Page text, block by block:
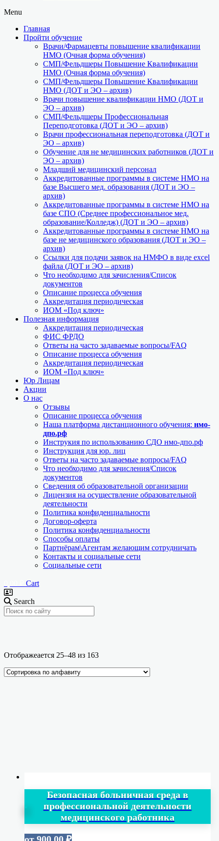
Menu
Главная
Пройти обучение
Врачи/Фармацевты повышение квалификации
НМО (Очная форма обучения)
СМП/Фельдшеры Повышение Квалификации
НМО (Очная форма обучения)
СМП/Фельдшеры Повышение Квалификации
НМО (ДОТ и ЭО – архив)
Врачи повышение квалификации НМО (ДОТ и
ЭО – архив)
СМП/Фельдшеры Профессиональная
Переподготовка (ДОТ и ЭО – архив)
Врачи профессиональная переподготовка (ДОТ и
ЭО – архив)
Обучение для не медицинских работников (ДОТ и
ЭО – архив)
Младший медицинский персонал
Аккредитованные программы в системе НМО на
базе Высшего мед. образования (ДОТ и ЭО –
архив)
Аккредитованные программы в системе НМО на
базе СПО (Среднее профессиональное мед.
образование/Колледж) (ДОТ и ЭО – архив)
Аккредитованные программы в системе НМО на
базе не медицинского образования (ДОТ и ЭО –
архив)
Ссылки для подачи заявок на НМФО в виде excel
файла (ДОТ и ЭО – архив)
Что необходимо для зачисления/Список
документов
Описание процесса обучения
Аккредитация периодическая
ИОМ «Под ключ»
Полезная информация
Аккредитация периодическая
ФИС ФРДО
Ответы на часто задаваемые вопросы/FAQ
Описание процесса обучения
Аккредитация периодическая
ИОМ «Под ключ»
Юр Лицам
Акции
О нас
Отзывы
Описание процесса обучения
Наша платформа дистанционного обучения: нмо-
дпо.рф
Инструкия по использованию СДО нмо-дпо.рф
Инструкция для юр. лиц
Ответы на часто задаваемые вопросы/FAQ
Что необходимо для зачисления/Список
документов
Сведения об образовательной организации
Лицензия на осуществление образовательной
деятельности
Политика конфиденциальности
Договор-оферта
Политика конфиденциальности
Способы оплаты
Партнёрам\Агентам желающим сотрудничать
Контакты и социальные сети
Социальные сети
Cart
Search
Текстовый поиск
Без доставки (только скан, занесённый в ФРДО)
Отображеается 25–48 из 163
Безопасная больничная среда в
профессиональной деятельности
медицинского работника